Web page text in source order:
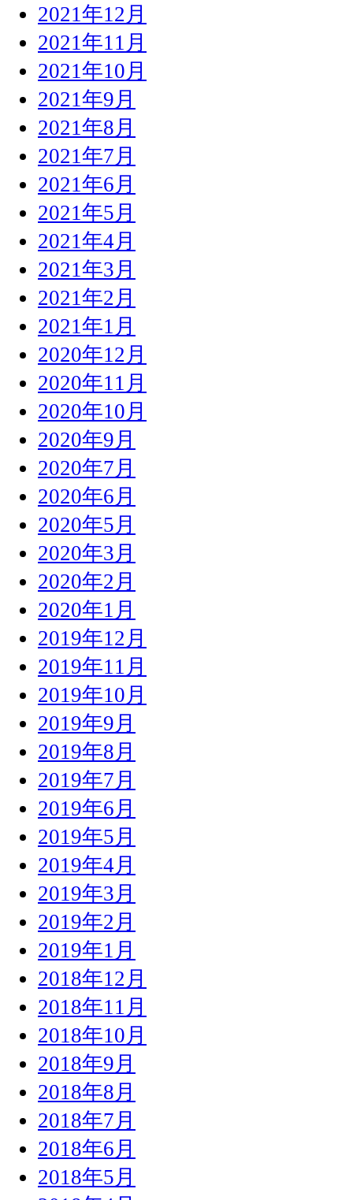
2021年12月
2021年11月
2021年10月
2021年9月
2021年8月
2021年7月
2021年6月
2021年5月
2021年4月
2021年3月
2021年2月
2021年1月
2020年12月
2020年11月
2020年10月
2020年9月
2020年7月
2020年6月
2020年5月
2020年3月
2020年2月
2020年1月
2019年12月
2019年11月
2019年10月
2019年9月
2019年8月
2019年7月
2019年6月
2019年5月
2019年4月
2019年3月
2019年2月
2019年1月
2018年12月
2018年11月
2018年10月
2018年9月
2018年8月
2018年7月
2018年6月
2018年5月